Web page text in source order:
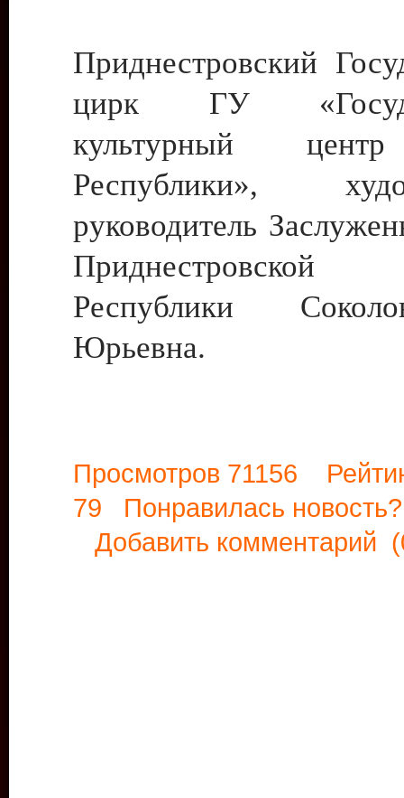
Приднестровский
цирк ГУ
культурный
Республики»,
руководитель
Приднестровской
Республики
Юрьевна.
Просмотров 71156
79 Понравилась
Добавить комментарий